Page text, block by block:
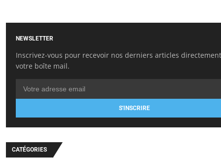
NEWSLETTER
Inscrivez-vous pour recevoir nos derniers articles
votre boîte mail.
S'INSCRIRE
CATÉGORIES